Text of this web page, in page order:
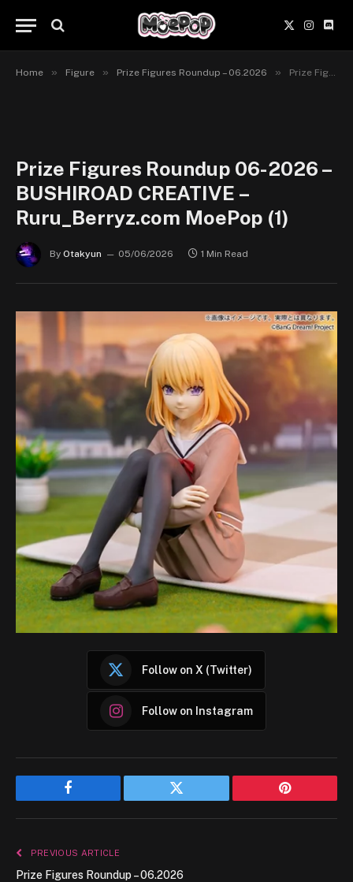
X
(Twitter)
Home » Figure » Prize Figures Roundup – 06.2026 » Prize Figures Roundup 06-2026 – BUSHIROAD CREATIVE – Ruru_Berryz.com MoePop (1)
Prize Figures Roundup 06-2026 –
BUSHIROAD CREATIVE –
Ruru_Berryz.com MoePop (1)
By Otakyun 05/06/2026 1 Min Read
Follow on X (Twitter)
Follow on Instagram
Facebook Twitter Pinterest
PREVIOUS ARTICLE
Prize Figures Roundup – 06.2026